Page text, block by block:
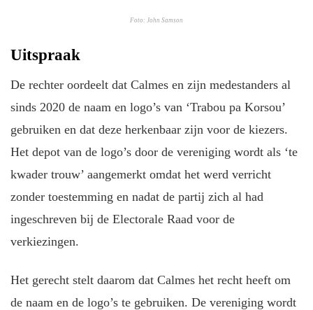
Foto: John Samson
Uitspraak
De rechter oordeelt dat Calmes en zijn medestanders al
sinds 2020 de naam en logo’s van ‘Trabou pa Korsou’
gebruiken en dat deze herkenbaar zijn voor de kiezers.
Het depot van de logo’s door de vereniging wordt als ‘te
kwader trouw’ aangemerkt omdat het werd verricht
zonder toestemming en nadat de partij zich al had
ingeschreven bij de Electorale Raad voor de
verkiezingen.
Het gerecht stelt daarom dat Calmes het recht heeft om
de naam en de logo’s te gebruiken. De vereniging wordt